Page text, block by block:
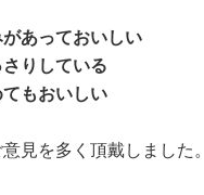
があっておいしい
さりしている
てもおいしい
見を多く頂戴しました。